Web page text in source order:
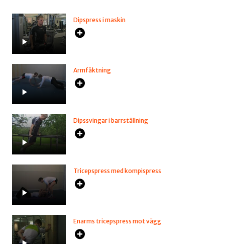
Dipspress i maskin
Armfäktning
Dipssvingar i barrställning
Tricepspress med kompispress
Enarms tricepspress mot vägg